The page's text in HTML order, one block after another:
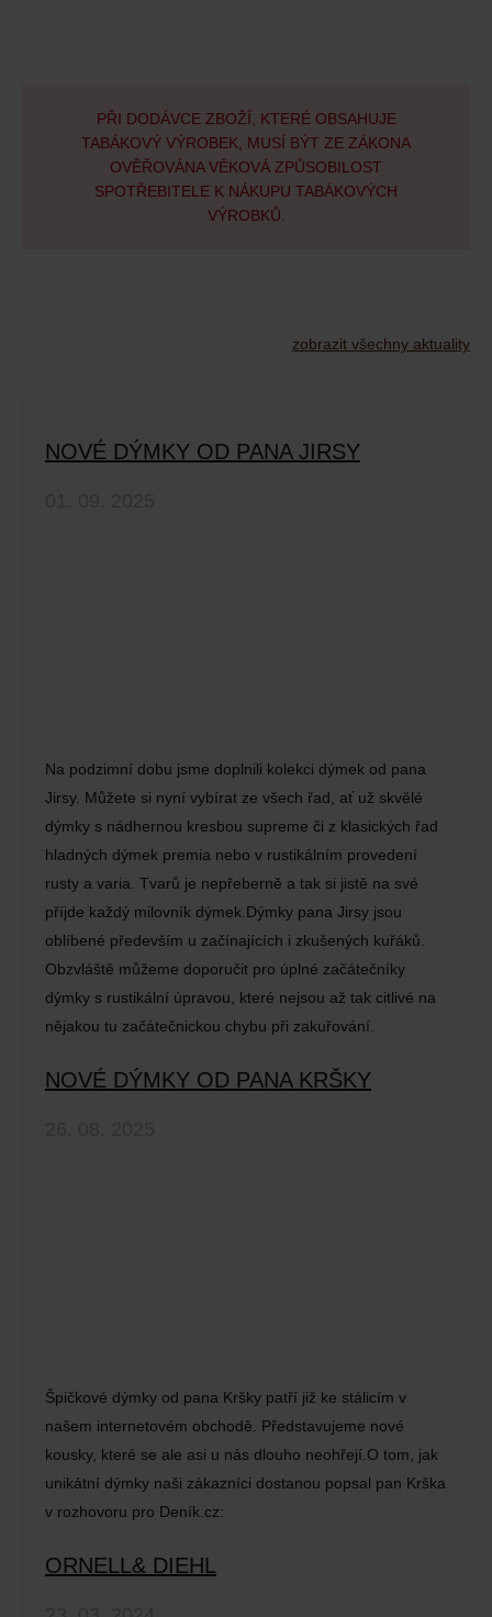
PŘI DODÁVCE ZBOŽÍ, KTERÉ OBSAHUJE
TABÁKOVÝ VÝROBEK, MUSÍ BÝT ZE ZÁKONA
OVĚŘOVÁNA VĚKOVÁ ZPŮSOBILOST
SPOTŘEBITELE K NÁKUPU TABÁKOVÝCH
VÝROBKŮ.
zobrazit všechny aktuality
NOVÉ DÝMKY OD PANA JIRSY
Na podzimní dobu jsme doplnili kolekci dýmek od pana
Jirsy. Můžete si nyní vybírat ze všech řad, ať už skvělé
dýmky s nádhernou kresbou supreme či z klasických řad
hladných dýmek premia nebo v rustikálním provedení
rusty a varia. Tvarů je nepřeberně a tak si jistě na své
příjde každý milovník dýmek.Dýmky pana Jirsy jsou
oblíbené především u začínajících i zkušených kuřáků.
Obzvláště můžeme doporučit pro úplné začátečníky
dýmky s rustikální úpravou, které nejsou až tak citlivé na
nějakou tu začátečnickou chybu při zakuřování.
NOVÉ DÝMKY OD PANA KRŠKY
Špičkové dýmky od pana Kršky patří již ke stálicím v
našem internetovém obchodě. Představujeme nové
kousky, které se ale asi u nás dlouho neohřejí.O tom, jak
unikátní dýmky naši zákazníci dostanou popsal pan Krška
v rozhovoru pro Deník.cz:
ORNELL& DIEHL